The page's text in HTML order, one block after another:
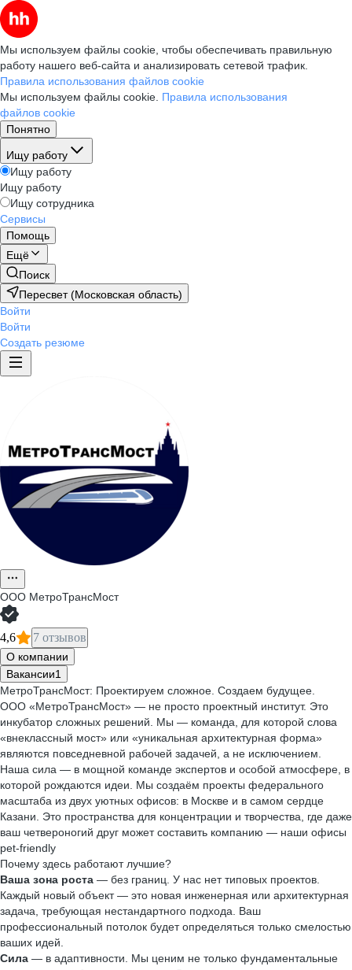
Мы используем файлы cookie, чтобы обеспечивать правильную
работу нашего веб-сайта и анализировать сетевой трафик.
Правила использования файлов cookie
Мы используем файлы cookie. Правила использования
файлов cookie
Понятно
Ищу работу
Ищу работу
Ищу работу
Ищу сотрудника
Сервисы
Помощь
Ещё
Поиск
Пересвет (Московская область)
Войти
Войти
Создать резюме
ООО МетроТрансМост
4,6 7 отзывов
О компании
Вакансии1
МетроТрансМост: Проектируем сложное. Создаем будущее.
ООО «МетроТрансМост» — не просто проектный институт. Это
инкубатор сложных решений. Мы — команда, для которой слова
«внеклассный мост» или «уникальная архитектурная форма»
являются повседневной рабочей задачей, а не исключением.
Наша сила — в мощной команде экспертов и особой атмосфере, в
которой рождаются идеи. Мы создаём проекты федерального
масштаба из двух уютных офисов: в Москве и в самом сердце
Казани. Это пространства для концентрации и творчества, где даже
ваш четвероногий друг может составить компанию — наши офисы
pet-friendly
Почему здесь работают лучшие?
Ваша зона роста — без границ. У нас нет типовых проектов.
Каждый новый объект — это новая инженерная или архитектурная
задача, требующая нестандартного подхода. Ваш
профессиональный потолок будет определяться только смелостью
ваших идей.
Сила — в адаптивности. Мы ценим не только фундаментальные